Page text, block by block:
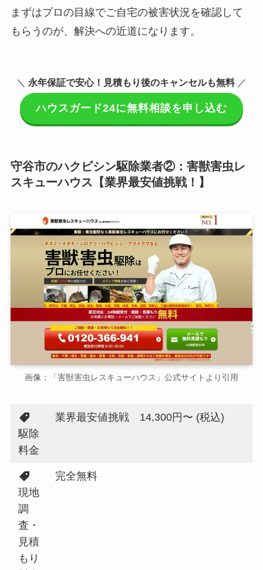
まずはプロの目線でご自宅の被害状況を確認して
もらうのが、解決への近道になります。
＼ 永年保証で安心！見積もり後のキャンセルも無料／
ハウスガード24に無料相談を申し込む
守谷市のハクビシン駆除業者②：害獣害虫レ
スキューハウス【業界最安値挑戦！】
画像：「害獣害虫レスキューハウス」公式サイトより引用
駆除
料金
業界最安値挑戦 14,300円〜 (税込)
現地
調
査・
見積
もり
完全無料